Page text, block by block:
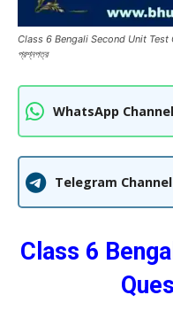
Class 6 Bengali Second Unit Test
প্রশ্নপত্র
WhatsApp Channel
Telegram Channel
Class 6